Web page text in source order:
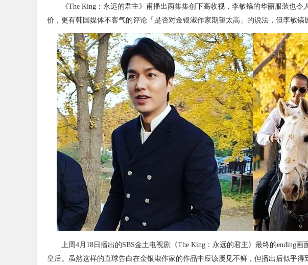
《The King：永远的君主》甫播出两集集创下高收视，李敏镐的华丽服装也令
价，更有韩国媒体不客气的评论「是否对金银淑作家期望太高」的说法，但李敏镐
上周4月18日播出的SBS金土电视剧《The King：永远的君主》最终的ending画
皇后。虽然这样的直球告白在金银淑作家的作品中应该屡见不鲜，但播出后似乎得